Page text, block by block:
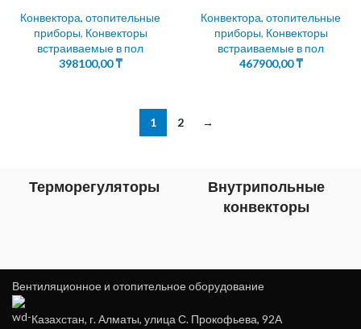
Конвектора, отопительные
приборы, Конвекторы
встраиваемые в пол
398100,00₸
Конвектора, отопительные
приборы, Конвекторы
встраиваемые в пол
467900,00₸
1 2 →
Терморегуляторы
Внутрипольные
конвекторы
Вентиляционное и отопительное оборудование
Казахстан, г. Алматы, улица С. Прокофьева, 92А